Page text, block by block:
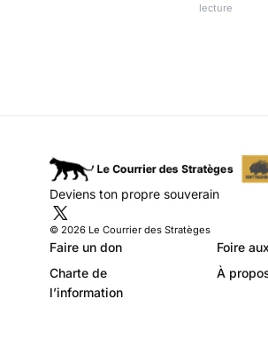
annoncé lundi
lecture
Deviens ton propre souverain
© 2026 Le Courrier des Stratèges
Faire un don
Foire
Charte de
l’information
À